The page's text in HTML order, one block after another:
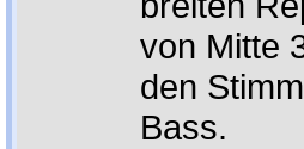
von Mitte
den
Bass.